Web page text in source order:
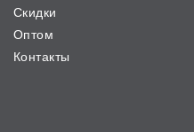
Скидки
Оптом
Контакты